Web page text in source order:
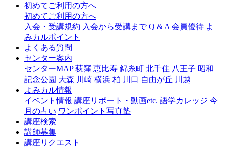
初めてご利用の方へ
初めてご利用の方へ
入会・受講規約 入会から受講まで Q & A 会員優待 よ
みカルポイント
よくある質問
センター案内
センターMAP 荻窪 恵比寿 錦糸町 北千住 八王子 昭和
記念公園 大森 川崎 横浜 柏 川口 自由が丘 川越
よみカル情報
イベント情報 講座リポート・動画etc. 語学カレッジ 今
月の占い ワンポイント写真塾
講座検索
講師募集
講座リクエスト